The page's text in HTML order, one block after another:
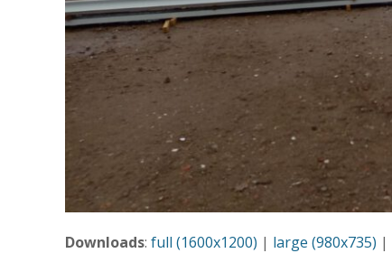
Downloads: full (1600x1200) | large (980x735) |